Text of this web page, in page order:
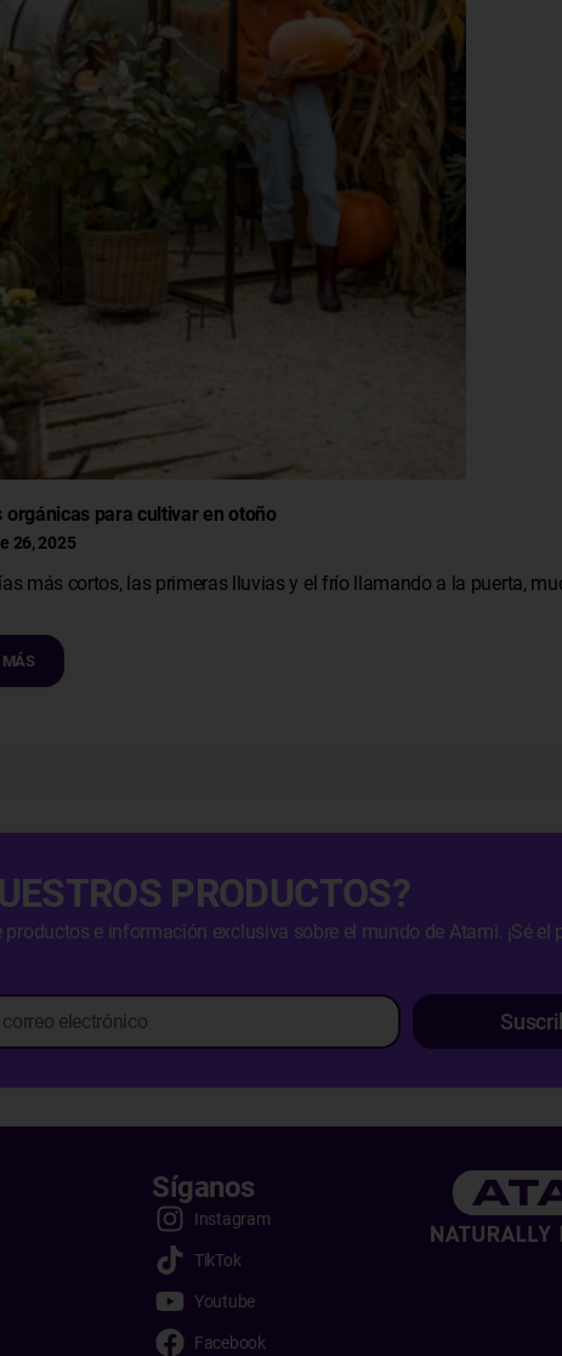
para cultivar en otoño
26, 2025
más cortos, las primeras lluvias y el frío llamando a la puerta,
MÁS
PRODUCTOS?
e información exclusiva sobre el mundo de Atami. ¡Sé el
Síganos
Instagram
TikTok
Youtube
Facebook